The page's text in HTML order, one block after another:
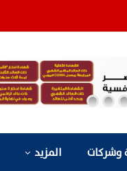
وشركات المزيد